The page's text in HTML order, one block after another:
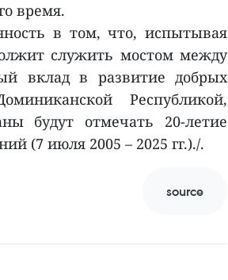
время.
в том, что, испытывая
служить мостом между
вклад в развитие добрых
Республикой,
будут отмечать 20-летие
(7 июля 2005 – 2025 гг.)./.
source